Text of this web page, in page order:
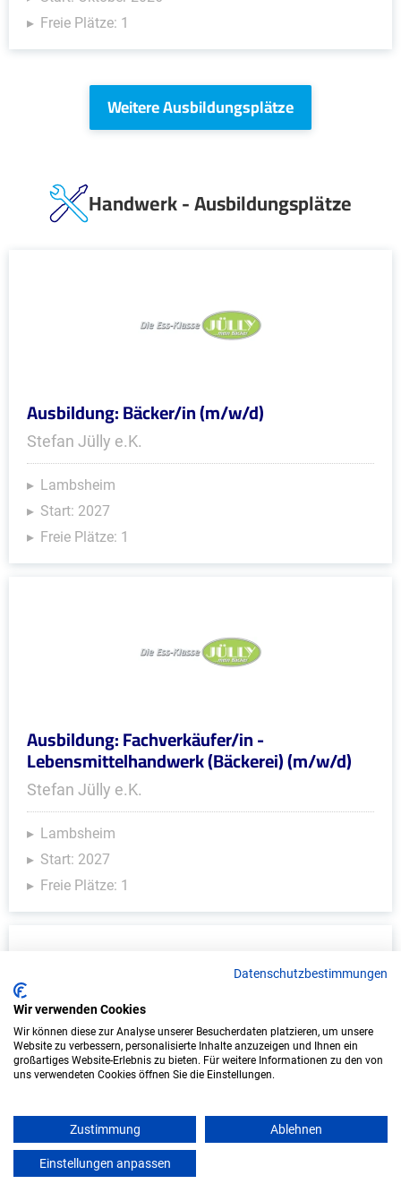
Freie Plätze: 1
Weitere Ausbildungsplätze
Handwerk - Ausbildungsplätze
Ausbildung: Bäcker/in (m/w/d)
Stefan Jülly e.K.
Lambsheim
Start: 2027
Freie Plätze: 1
Ausbildung: Fachverkäufer/in -
Lebensmittelhandwerk (Bäckerei) (m/w/d)
Stefan Jülly e.K.
Lambsheim
Start: 2027
Freie Plätze: 1
Ausbildung: Fahrzeuglackierer/in (m/w/d)
Karosseriebau Ehmann GmbH
Mörlenbach
Datenschutzbestimmungen
Wir verwenden Cookies
Wir können diese zur Analyse unserer Besucherdaten platzieren, um unsere
Website zu verbessern, personalisierte Inhalte anzuzeigen und Ihnen ein
großartiges Website-Erlebnis zu bieten. Für weitere Informationen zu den von
uns verwendeten Cookies öffnen Sie die Einstellungen.
Zustimmung Ablehnen
Einstellungen anpassen